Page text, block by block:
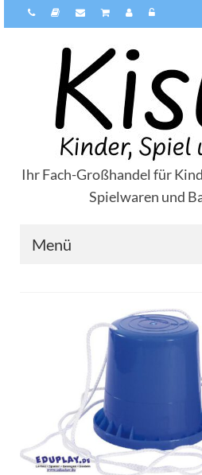
Ihr Fach-Großhandel für
Spielwaren und
Menü
Zahlungsarten
Versandarten
Kisus Katalog anfordern
Newsletter
Kontakt